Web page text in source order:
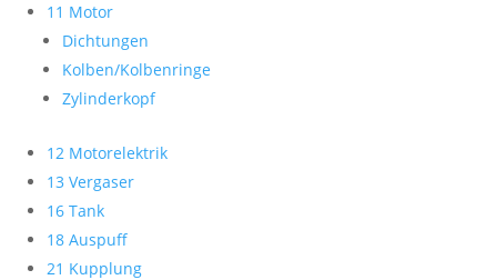
11 Motor
Dichtungen
Kolben/Kolbenringe
Zylinderkopf
12 Motorelektrik
13 Vergaser
16 Tank
18 Auspuff
21 Kupplung